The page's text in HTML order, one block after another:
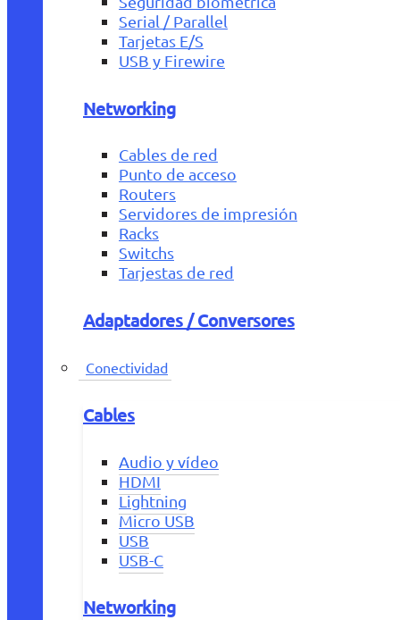
Serial / Parallel
Tarjetas E/S
USB y Firewire
Networking
Cables de red
Punto de acceso
Routers
Servidores de impresión
Racks
Switchs
Tarjestas de red
Adaptadores / Conversores
Conectividad
Cables
Audio y vídeo
HDMI
Lightning
Micro USB
USB
USB-C
Networking